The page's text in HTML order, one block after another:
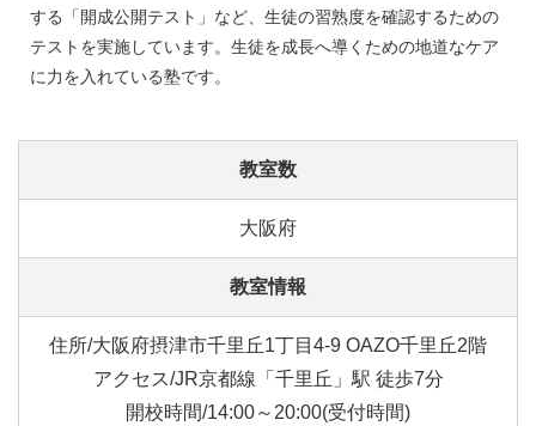
する「開成公開テスト」など、生徒の習熟度を確認するための
テストを実施しています。生徒を成長へ導くための地道なケア
に力を入れている塾です。
教室数
大阪府
教室情報
住所/大阪府摂津市千里丘1丁目4-9 OAZO千里丘2階
アクセス/JR京都線「千里丘」駅 徒歩7分
開校時間/14:00～20:00(受付時間)